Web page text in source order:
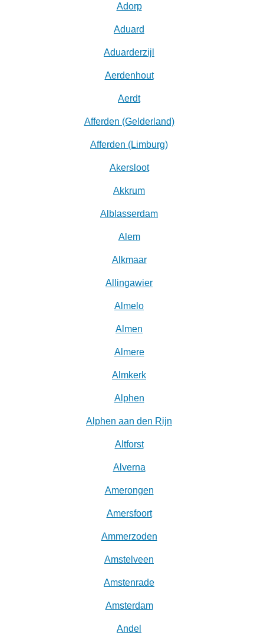
Adorp
Aduard
Aduarderzijl
Aerdenhout
Aerdt
Afferden (Gelderland)
Afferden (Limburg)
Akersloot
Akkrum
Alblasserdam
Alem
Alkmaar
Allingawier
Almelo
Almen
Almere
Almkerk
Alphen
Alphen aan den Rijn
Altforst
Alverna
Amerongen
Amersfoort
Ammerzoden
Amstelveen
Amstenrade
Amsterdam
Andel